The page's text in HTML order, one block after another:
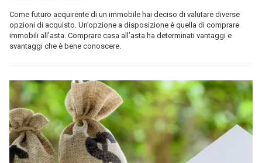
Come futuro acquirente di un immobile hai deciso di valutare diverse
opzioni di acquisto. Un’opzione a disposizione è quella di comprare
immobili all’asta. Comprare casa all’asta ha determinati vantaggi e
svantaggi che è bene conoscere.